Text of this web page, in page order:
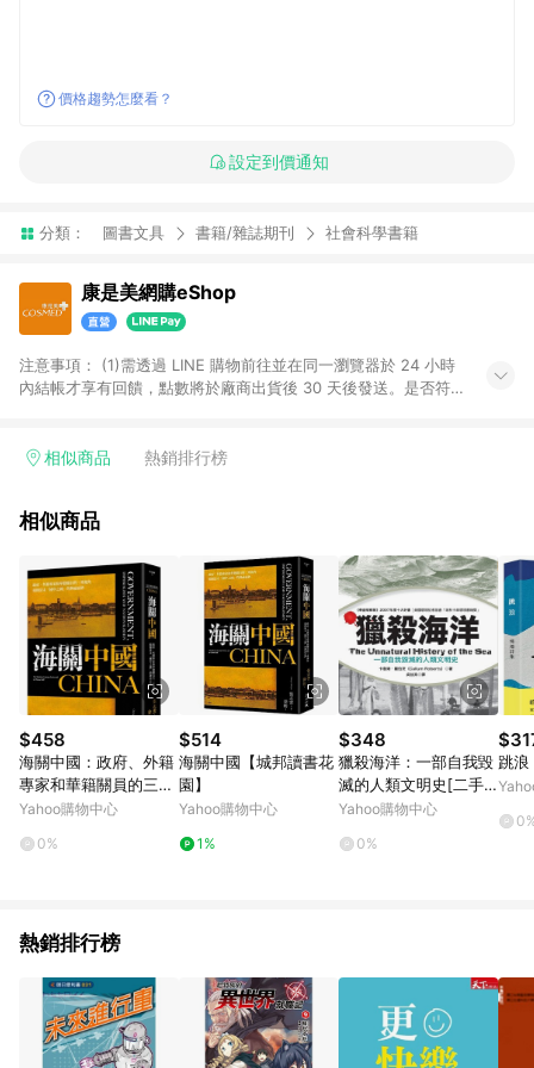
價格趨勢怎麼看？
設定到價通知
分類： 圖書文具 書籍/雜誌期刊 社會科學書籍
康是美網購eShop
注意事項：​ (1)需透過 LINE 購物前往並在同一瀏覽器於 24 小時
內結帳才享有回饋，點數將於廠商出貨後 30 天後發送。​是否符
黃金鑽飾/精品相關/3C數位(含周邊)/家電視聽/運動戶外/母嬰用
饋%」，將於訂單成立後由「LINE購物通知」之官方帳號訊息通
依LINE購物網站訂單成立通知為準。​​ (5)LINE購物設有「單一商
品最高回饋點數」機制 (部分時段開放「回饋無上限」)，以同一
訂單中同一商品不論件數計算，請依訂單成立當下LINE購物的回
饋機制為準。
相似商品 熱銷排行榜
相似商品
$458
海關中國：政府、外籍
專家和華籍關員的三重
視角 揭開清末「國中之
書_普通]
Yahoo購物中心
0%
$514
海關中國【城邦讀書花
園】
Yahoo購物中心
1%
$348
獵殺海洋：一部自我毀
滅的人類文明史[二手
書_普通]
Yahoo購物中心
0%
跳浪
熱銷排行榜